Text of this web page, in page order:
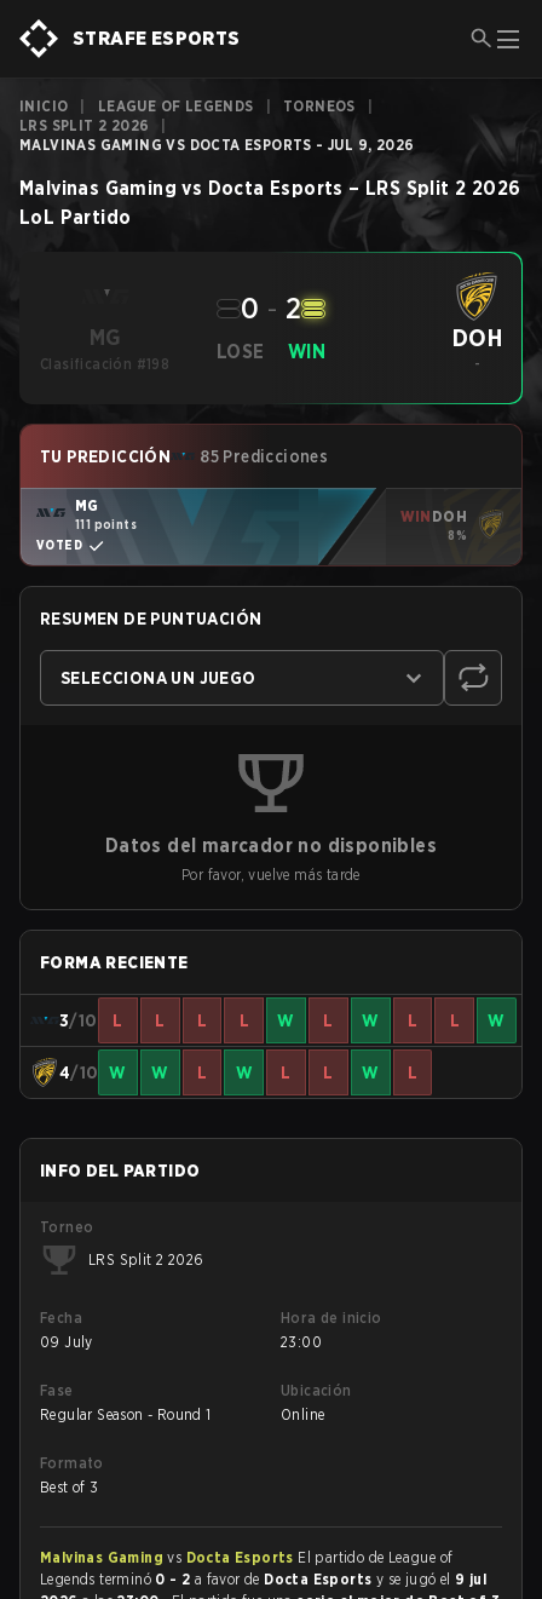
STRAFE ESPORTS
INICIO LEAGUE OF LEGENDS TORNEOS
LRS SPLIT 2 2026
MALVINAS GAMING VS DOCTA ESPORTS - JUL 9, 2026
Malvinas Gaming vs Docta Esports – LRS Split 2 2026
LoL Partido
MG
Clasificación #198
LOSE
0 - 2
WIN DOH
-
TU PREDICCIÓN 85 Predicciones
MG
111 points
VOTED
WIN DOH
8%
RESUMEN DE PUNTUACIÓN
SELECCIONA UN JUEGO
Datos del marcador no disponibles
Por favor, vuelve más tarde
FORMA RECIENTE
3/10 L L L L W L W L L W
4/10 W W L W L L W L
INFO DEL PARTIDO
Torneo
LRS Split 2 2026
Fecha
09 July
Hora de inicio
23:00
Fase
Regular Season - Round 1
Ubicación
Online
Formato
Best of 3
Malvinas Gamingvs Docta Esports El partido de League of
Legends terminó 0 - 2 a favor de Docta Esports y se jugó el 9 jul